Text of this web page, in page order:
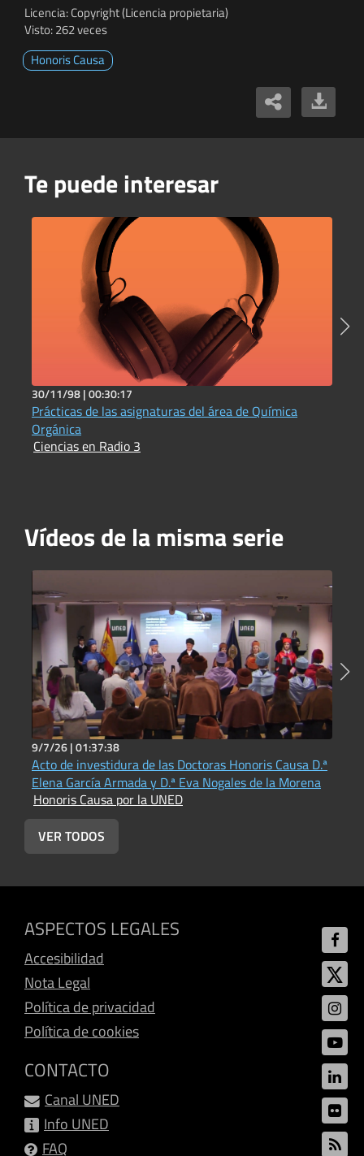
Licencia: Copyright (Licencia propietaria)
Visto: 262 veces
Honoris Causa
Te puede interesar
30/11/98 |00:30:17
Prácticas de las asignaturas del área de Química
Orgánica
Ciencias en Radio 3
Vídeos de la misma serie
9/7/26 |01:37:38
Acto de investidura de las Doctoras Honoris Causa D.ª
Elena García Armada y D.ª Eva Nogales de la Morena
Honoris Causa por la UNED
VER TODOS
ASPECTOS LEGALES
Accesibilidad
Nota Legal
Política de privacidad
Política de cookies
CONTACTO
Canal UNED
Info UNED
FAQ